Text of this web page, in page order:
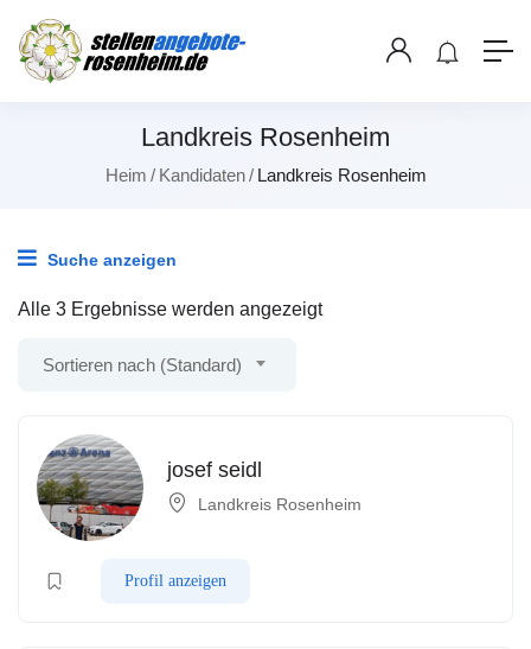
Landkreis Rosenheim
Heim Kandidaten Landkreis Rosenheim
Suche anzeigen
Alle 3 Ergebnisse werden angezeigt
Sortieren nach (Standard)
josef seidl
Landkreis Rosenheim
Profil anzeigen